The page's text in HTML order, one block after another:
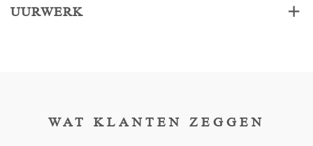
UURWERK
WAT KLANTEN ZEGGEN